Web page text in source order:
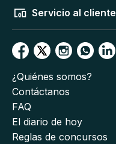
Servicio al cliente
¿Quiénes somos?
Contáctanos
FAQ
El diario de hoy
Reglas de concursos